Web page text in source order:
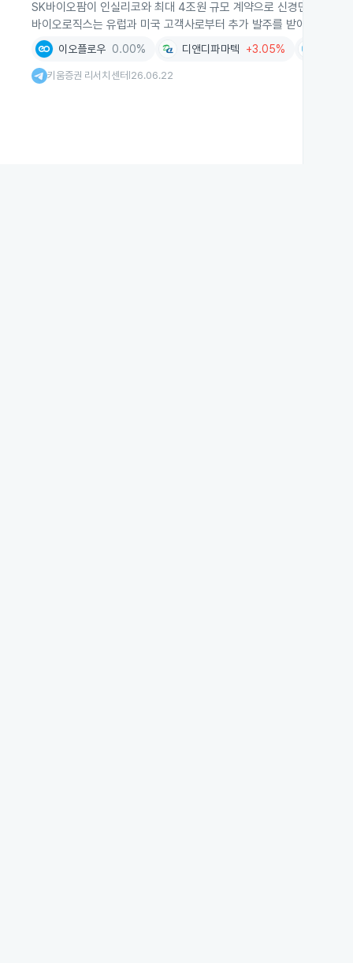
SK바이오팜이 인실리코와 최대 4조원 규모 계약으로 신경면역 신약
바이오로직스는 유럽과 미국 고객사로부터 추가 발주를 받아 수주 잔
이오플로우 0.00% 디앤디파마텍 +3.05%
키움증권 리서치센터 26.06.22